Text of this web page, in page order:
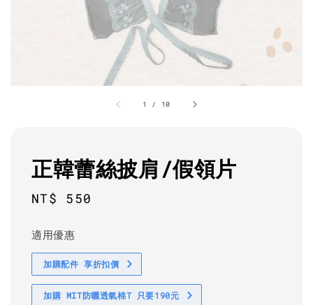
1 / 10
正韓蕾絲披肩/假領片
Regular
NT$ 550
適用優惠
加購配件 享折扣價
加購 MIT防曬透氣棉T 只要190元